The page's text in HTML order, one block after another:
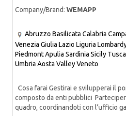
Company/Brand: WEMAPP
Abruzzo Basilicata Calabria
Venezia Giulia Lazio Liguria
PiedmontApulia Sardinia Sicily
Umbria Aosta ValleyVeneto
Cosa farai Gestirai e svilupperai il
composto da enti pubblici
quadro, coordinandoti con l’ufficio